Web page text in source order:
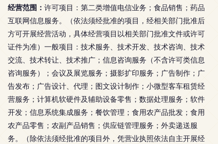
经营范围： 许可项目：第二类增值电信业务；食品销售；药品
互联网信息服务。（依法须经批准的项目，经相关部门批准后
方可开展经营活动，具体经营项目以相关部门批准文件或许可
证件为准）一般项目：技术服务、技术开发、技术咨询、技术
交流、技术转让、技术推广；信息咨询服务（不含许可类信息
咨询服务）；会议及展览服务；摄影扩印服务；广告制作；广
告发布；广告设计、代理；图文设计制作；小微型客车租赁经
营服务；计算机软硬件及辅助设备零售；数据处理服务；软件
开发；信息系统集成服务；餐饮管理；食用农产品批发；食用
农产品零售；农副产品销售；供应链管理服务；外卖递送服
务。（除依法须经批准的项目外，凭营业执照依法自主开展经